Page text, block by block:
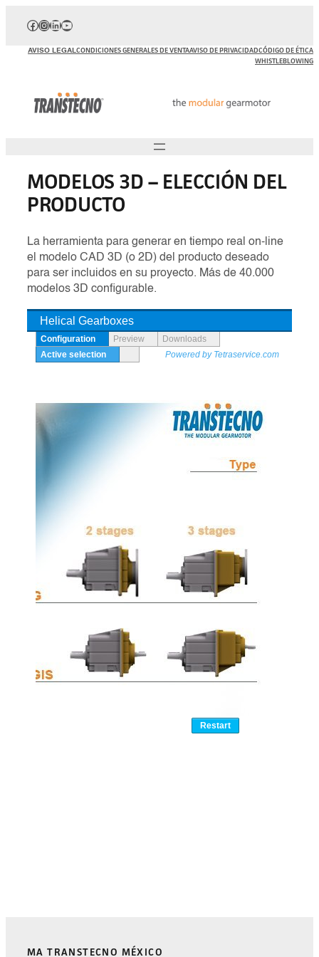
Facebook
Instagram
LinkedIn
YouTube
AVISO LEGALCONDICIONES GENERALES DE VENTAAVISO DE PRIVACIDADCÓDIGO DE ÉTICA
WHISTLEBLOWING
MODELOS 3D – ELECCIÓN DEL
PRODUCTO
La herramienta para generar en tiempo real on-line
el modelo CAD 3D (o 2D) del producto deseado
para ser incluidos en su proyecto. Más de 40.000
modelos 3D configurable.
MA TRANSTECNO MÉXICO